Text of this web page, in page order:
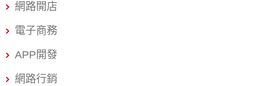
網路開店
電子商務
APP開發
網路行銷